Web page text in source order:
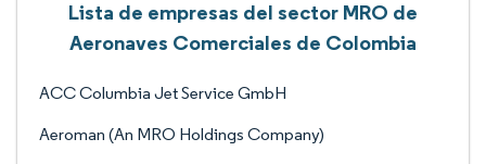
Lista de empresas del sector MRO de
Aeronaves Comerciales de Colombia
ACC Columbia Jet Service GmbH
Aeroman (An MRO Holdings Company)